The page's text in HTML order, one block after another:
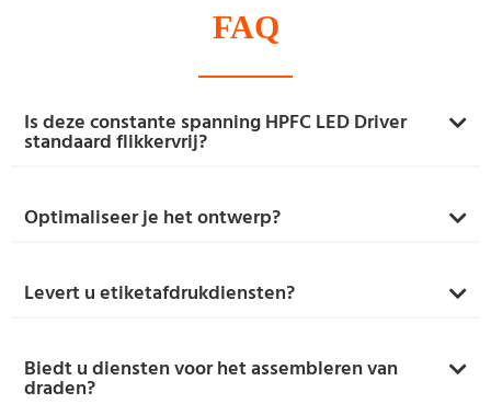
FAQ
Is deze constante spanning HPFC LED Driver
standaard flikkervrij?
Optimaliseer je het ontwerp?
Levert u etiketafdrukdiensten?
Biedt u diensten voor het assembleren van
draden?